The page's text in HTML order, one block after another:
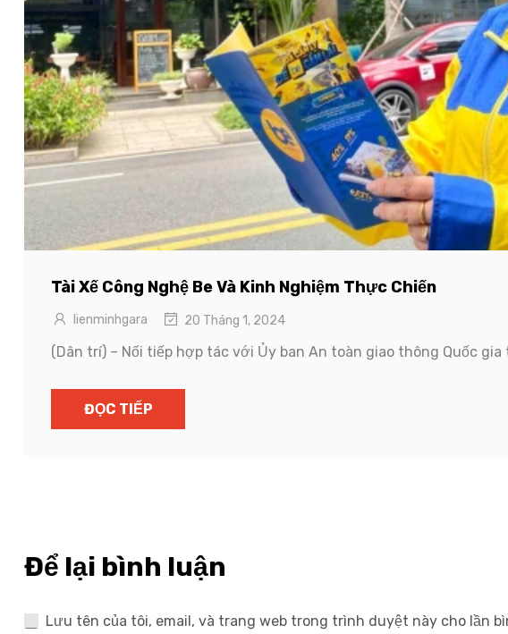
Tài Xế Công Nghệ Be Và Kinh Nghiệm Thực Chiến
lienminhgara 20 Tháng 1, 2024
(Dân trí) – Nối tiếp hợp tác với Ủy ban An toàn giao thông Quốc gia
ĐỌC TIẾP
Để lại bình luận
Lưu tên của tôi, email, và trang web trong trình duyệt này cho lần